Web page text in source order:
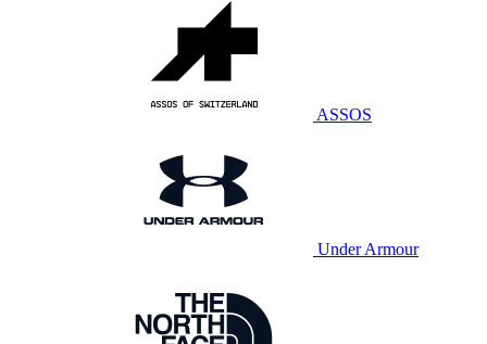
ASSOS
Under Armour